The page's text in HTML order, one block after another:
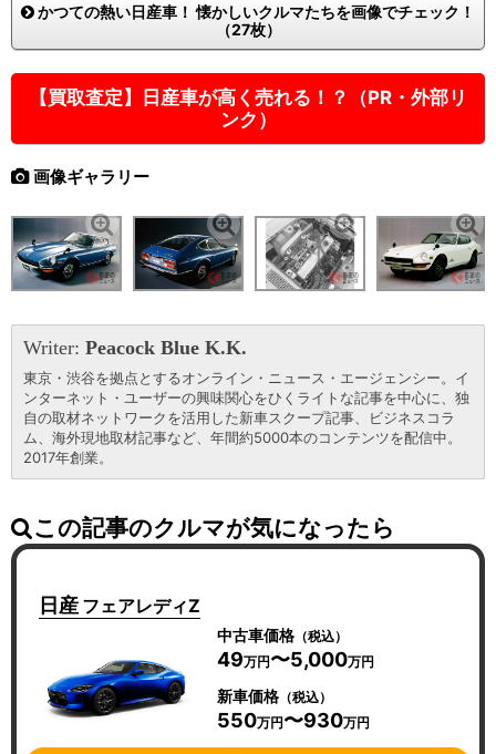
かつての熱い日産車！ 懐かしいクルマたちを画像でチェック！
（27枚）
【買取査定】日産車が高く売れる！？（PR・外部リ
ンク）
画像ギャラリー
Writer: Peacock Blue K.K.
東京・渋谷を拠点とするオンライン・ニュース・エージェンシー。イ
ンターネット・ユーザーの興味関心をひくライトな記事を中心に、独
自の取材ネットワークを活用した新車スクープ記事、ビジネスコラ
ム、海外現地取材記事など、年間約5000本のコンテンツを配信中。
2017年創業。
この記事のクルマが気になったら
日産 フェアレディZ
中古車価格（税込）
49万円〜5,000万円
新車価格（税込）
550万円〜930万円